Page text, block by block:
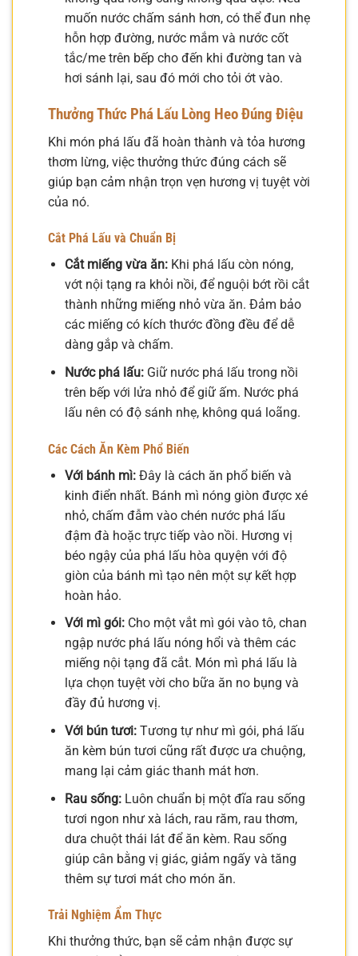
muốn nước chấm sánh hơn, có thể đun nhẹ
hỗn hợp đường, nước mắm và nước cốt
tắc/me trên bếp cho đến khi đường tan và
hơi sánh lại, sau đó mới cho tỏi ớt vào.
Thưởng Thức Phá Lấu Lòng Heo Đúng Điệu
Khi món phá lấu đã hoàn thành và tỏa hương
thơm lừng, việc thưởng thức đúng cách sẽ
giúp bạn cảm nhận trọn vẹn hương vị tuyệt vời
của nó.
Cắt Phá Lấu và Chuẩn Bị
Cắt miếng vừa ăn:Khi phá lấu còn nóng,
vớt nội tạng ra khỏi nồi, để nguội bớt rồi cắt
thành những miếng nhỏ vừa ăn. Đảm bảo
các miếng có kích thước đồng đều để dễ
dàng gắp và chấm.
Nước phá lấu:Giữ nước phá lấu trong nồi
trên bếp với lửa nhỏ để giữ ấm. Nước phá
lấu nên có độ sánh nhẹ, không quá loãng.
Các Cách Ăn Kèm Phổ Biến
Với bánh mì:Đây là cách ăn phổ biến và
kinh điển nhất. Bánh mì nóng giòn được xé
nhỏ, chấm đẫm vào chén nước phá lấu
đậm đà hoặc trực tiếp vào nồi. Hương vị
béo ngậy của phá lấu hòa quyện với độ
giòn của bánh mì tạo nên một sự kết hợp
hoàn hảo.
Với mì gói:Cho một vắt mì gói vào tô, chan
ngập nước phá lấu nóng hổi và thêm các
miếng nội tạng đã cắt. Món mì phá lấu là
lựa chọn tuyệt vời cho bữa ăn no bụng và
đầy đủ hương vị.
Với bún tươi:Tương tự như mì gói, phá lấu
ăn kèm bún tươi cũng rất được ưa chuộng,
mang lại cảm giác thanh mát hơn.
Rau sống:Luôn chuẩn bị một đĩa rau sống
tươi ngon như xà lách, rau răm, rau thơm,
dưa chuột thái lát để ăn kèm. Rau sống
giúp cân bằng vị giác, giảm ngấy và tăng
thêm sự tươi mát cho món ăn.
Trải Nghiệm Ẩm Thực
Khi thưởng thức, bạn sẽ cảm nhận được sự